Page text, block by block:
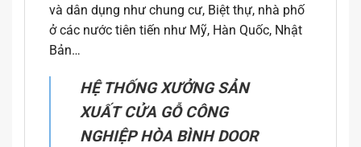
và dân dụng như chung cư, Biệt thự, nhà phố
ở các nước tiên tiến như Mỹ, Hàn Quốc, Nhật
Bản…
HỆ THỐNG XƯỞNG SẢN
XUẤT CỬA GỖ CÔNG
NGHIỆP HÒA BÌNH DOOR